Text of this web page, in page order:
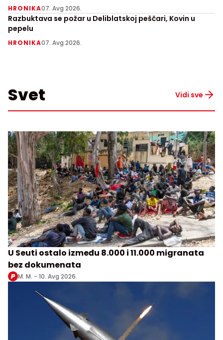
HRONIKA07. Avg 2026.
Razbuktava se požar u Deliblatskoj peščari, Kovin u
pepelu
HRONIKA07. Avg 2026.
Svet Vidi sve
U Seuti ostalo između 8.000 i 11.000 migranata
bez dokumenata
M. M. - 10. Avg 2026.